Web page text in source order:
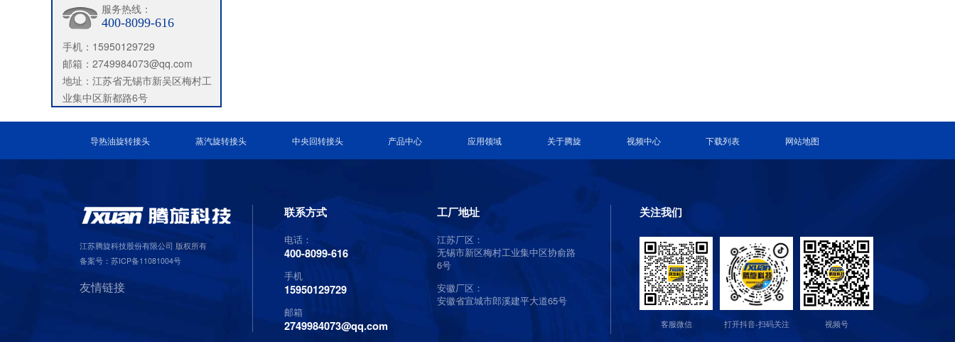
服务热线：
400-8099-616
手机：15950129729
邮箱：2749984073@qq.com
地址：江苏省无锡市新吴区梅村工
业集中区新都路6号
导热油旋转接头 蒸汽旋转接头 中央回转接头 产品中心 应用领域 关于腾旋 视频中心 下载列表 网站地图
江苏腾旋科技股份有限公司 版权所有
备案号：苏ICP备11081004号
友情链接
联系方式
电话：
400-8099-616
手机
15950129729
邮箱
2749984073@qq.com
工厂地址
江苏厂区：
无锡市新区梅村工业集中区协俞路
6号
安徽厂区：
安徽省宣城市郎溪建平大道65号
关注我们
客服微信 打开抖音-扫码关注 视频号